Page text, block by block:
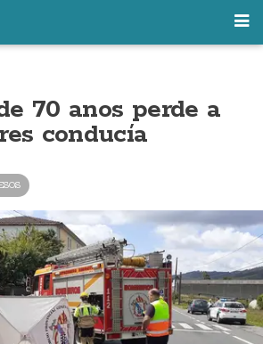
70 anos perde a
conducía